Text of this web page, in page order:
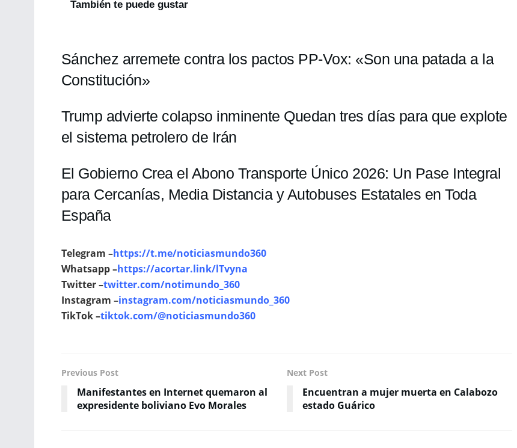
También te puede gustar
Sánchez arremete contra los pactos PP-Vox: «Son una patada a la
Constitución»
Trump advierte colapso inminente Quedan tres días para que explote
el sistema petrolero de Irán
El Gobierno Crea el Abono Transporte Único 2026: Un Pase Integral
para Cercanías, Media Distancia y Autobuses Estatales en Toda
España
Telegram –https://t.me/noticiasmundo360
Whatsapp –https://acortar.link/lTvyna
Twitter –twitter.com/notimundo_360
Instagram –instagram.com/noticiasmundo_360
TikTok –tiktok.com/@noticiasmundo360
Previous Post
Manifestantes en Internet quemaron al
expresidente boliviano Evo Morales
Next Post
Encuentran a mujer muerta en Calabozo
estado Guárico